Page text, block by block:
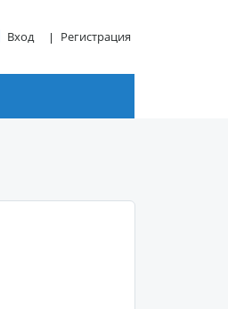
Вход Регистрация